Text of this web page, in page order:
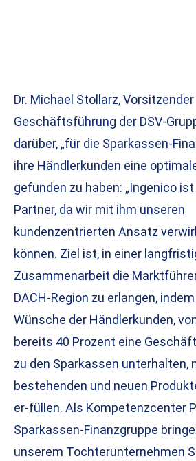
Dr. Michael Stollarz,
Geschäftsführung der DSV-
darüber, „für die Sparkassen-
ihre Händlerkunden eine
gefunden zu haben: „Ingenico
Partner, da wir mit ihm unseren
kundenzentrierten Ansatz
können. Ziel ist, in einer
Zusammenarbeit die
DACH-Region zu erlangen,
Wünsche der Händlerkunden,
bereits 40 Prozent eine
zu den Sparkassen unterhalten,
bestehenden und neuen
er-füllen. Als Kompetenzcenter
Sparkassen-Finanzgruppe
unserem Tochterunternehmen